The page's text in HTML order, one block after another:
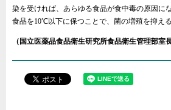
染を受ければ、あらゆる食品が食中毒の原因に
食品を10℃以下に保つことで、菌の増殖を抑え
（国立医薬品食品衛生研究所食品衛生管理部室